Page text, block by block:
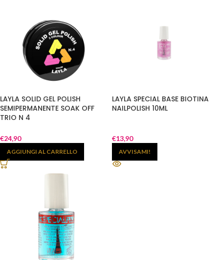
LAYLA SOLID GEL POLISH
SEMIPERMANENTE SOAK OFF
TRIO N 4
€24,90
AGGIUNGI AL CARRELLO
LAYLA SPECIAL BASE BIOTINA
NAILPOLISH 10ML
€13,90
AVVISAMI!